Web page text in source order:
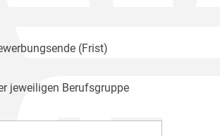
(Frist)
jeweiligen Berufsgruppe